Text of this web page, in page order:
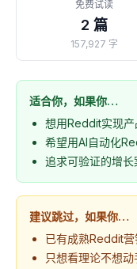
免费试读
2 篇
157,927 字
适合你，如果你…
想用Reddit实现产
希望用AI自动化
追求可验证的增
建议跳过，如果你…
已有成熟Reddit营
只想看理论不想动